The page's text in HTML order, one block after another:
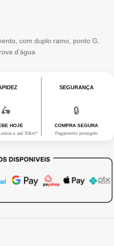
com duplo ramo, ponto G,
d’água
🛵
HOJE
e até 50km*
SEGURANÇA
🔒
COMPRA SEGURA
Pagamento protegido